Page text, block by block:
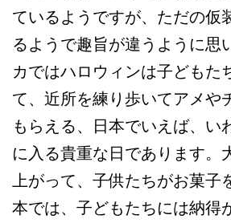
ているようですが、ただの仮
るようで趣旨が違うように思
カではハロウィンは子どもた
て、近所を練り歩いてアメや
もらえる、日本でいえば、い
に入る貴重な日であります。
上がって、子供たちがお菓子
本では、子どもたちには納得